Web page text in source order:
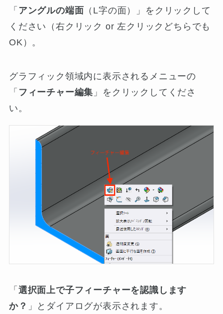
「 アングルの端面 （L字の面）」をクリックして
ください（右クリック or 左クリックどちらでも
OK）。
グラフィック領域内に表示されるメニューの
「 フィーチャー編集 」をクリックしてくださ
い。
「 選択面上で子フィーチャーを認識します
か？ 」とダイアログが表示されます。